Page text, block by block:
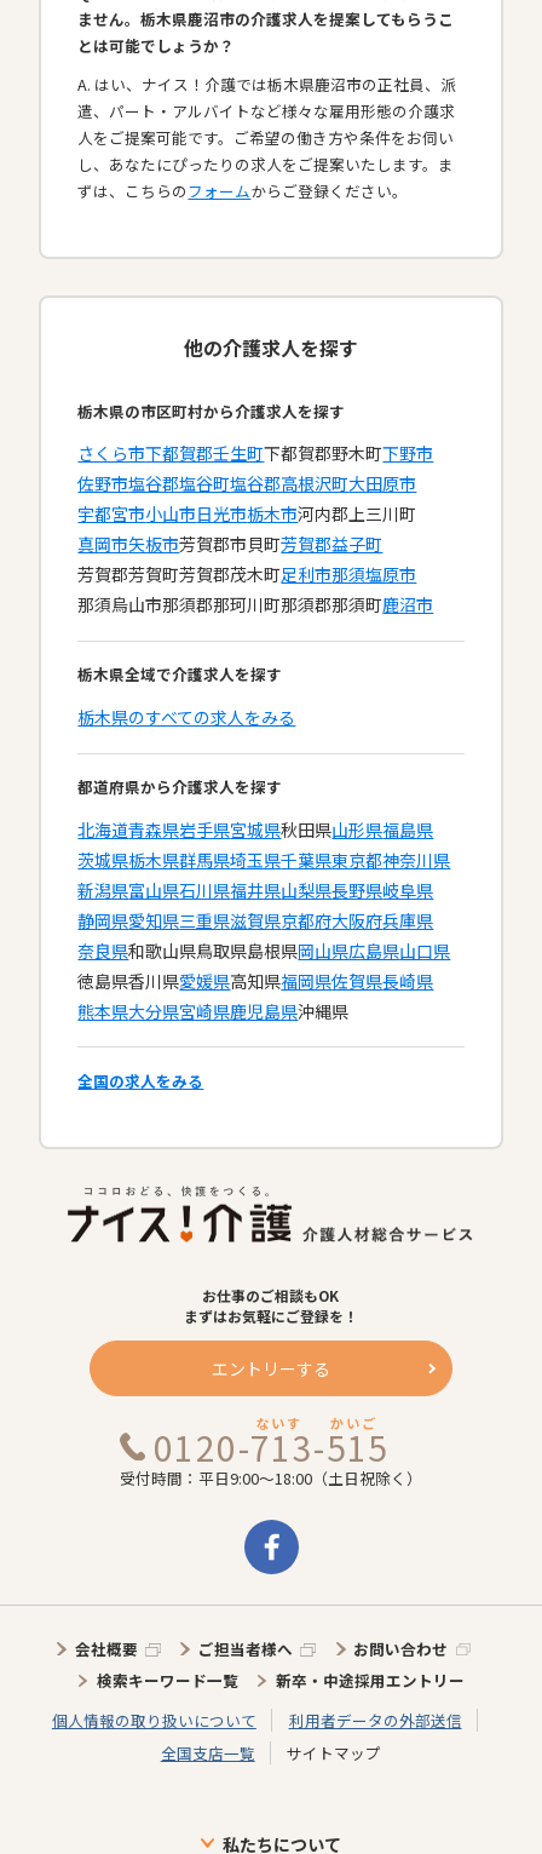
ません。栃木県鹿沼市の介護求人を提案してもらうこ
とは可能でしょうか？
A. はい、ナイス！介護では栃木県鹿沼市の正社員、派
遣、パート・アルバイトなど様々な雇用形態の介護求
人をご提案可能です。ご希望の働き方や条件をお伺い
し、あなたにぴったりの求人をご提案いたします。ま
ずは、こちらのフォームからご登録ください。
他の介護求人を探す
栃木県の市区町村から介護求人を探す
さくら市下都賀郡壬生町下都賀郡野木町下野市
佐野市塩谷郡塩谷町塩谷郡高根沢町大田原市
宇都宮市小山市日光市栃木市河内郡上三川町
真岡市矢板市芳賀郡市貝町芳賀郡益子町
芳賀郡芳賀町芳賀郡茂木町足利市那須塩原市
那須烏山市那須郡那珂川町那須郡那須町鹿沼市
栃木県全域で介護求人を探す
栃木県のすべての求人をみる
都道府県から介護求人を探す
北海道青森県岩手県宮城県秋田県山形県福島県
茨城県栃木県群馬県埼玉県千葉県東京都神奈川県
新潟県富山県石川県福井県山梨県長野県岐阜県
静岡県愛知県三重県滋賀県京都府大阪府兵庫県
奈良県和歌山県鳥取県島根県岡山県広島県山口県
徳島県香川県愛媛県高知県福岡県佐賀県長崎県
熊本県大分県宮崎県鹿児島県沖縄県
全国の求人をみる
お仕事のご相談もOK
まずはお気軽にご登録を！
エントリーする
0120-713-515
ないす かいご
受付時間：平日9:00～18:00（土日祝除く）
会社概要 ご担当者様へ
お問い合わせ
検索キーワード一覧
新卒・中途採用エントリー
個人情報の取り扱いについて
利用者データの外部送信
全国支店一覧
サイトマップ
私たちについて